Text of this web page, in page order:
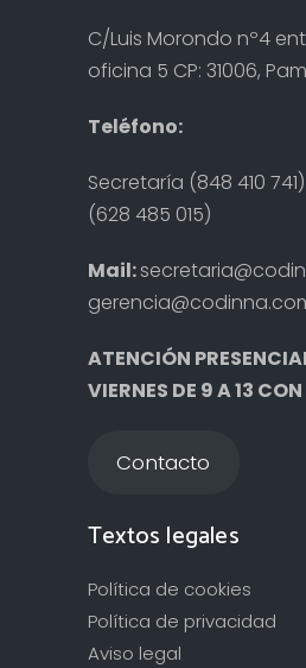
C/Luis Morondo nº4
oficina 5 CP: 31006,
Teléfono:
Secretaría (848 410
(628 485 015)
Mail:
ATENCIÓN
VIERNES DE 9 A 13
Contacto
Textos legales
Política de cookies
Política de privacidad
Aviso legal